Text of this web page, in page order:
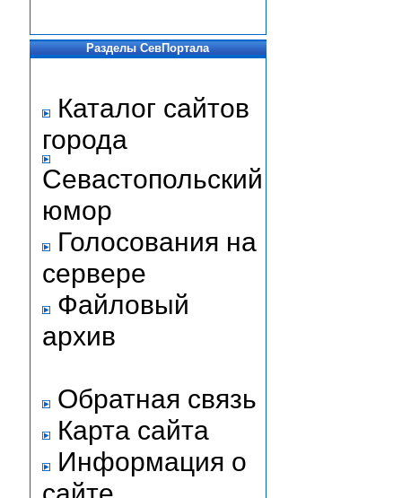
Разделы СевПортала
Каталог сайтов
города
Севастопольский
юмор
Голосования на
сервере
Файловый
архив
Обратная связь
Карта сайта
Информация о